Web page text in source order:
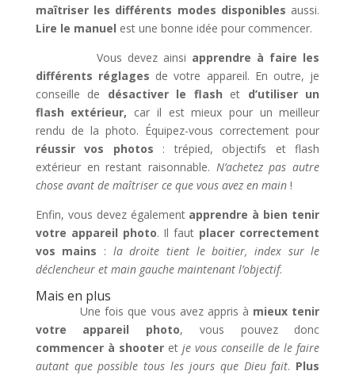
maîtriser les différents modes disponibles aussi.
Lire le manuel est une bonne idée pour commencer.
Vous devez ainsi apprendre à faire les
différents réglages de votre appareil. En outre, je
conseille de désactiver le flash et d’utiliser un
flash extérieur, car il est mieux pour un meilleur
rendu de la photo. Équipez-vous correctement pour
réussir vos photos : trépied, objectifs et flash
extérieur en restant raisonnable. N’achetez pas autre
chose avant de maîtriser ce que vous avez en main!
Enfin, vous devez également apprendre à bien tenir
votre appareil photo. Il faut placer correctement
vos mains : la droite tient le boitier, index sur le
déclencheur et main gauche maintenant l’objectif.
Mais en plus
Une fois que vous avez appris à mieux tenir
votre appareil photo, vous pouvez donc
commencer à shooteret je vous conseille de le faire
autant que possible tous les jours que Dieu fait. Plus